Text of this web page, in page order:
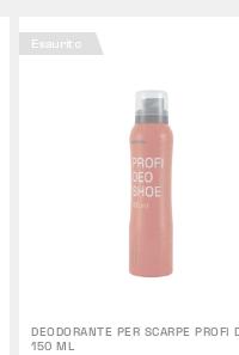
Esaurito
DEODORANTE PER SCARPE PROFI
150 ML